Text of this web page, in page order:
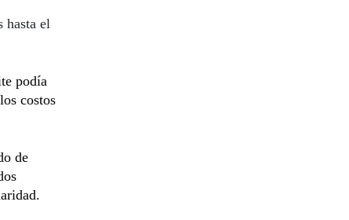
hasta el
podía
costos
de